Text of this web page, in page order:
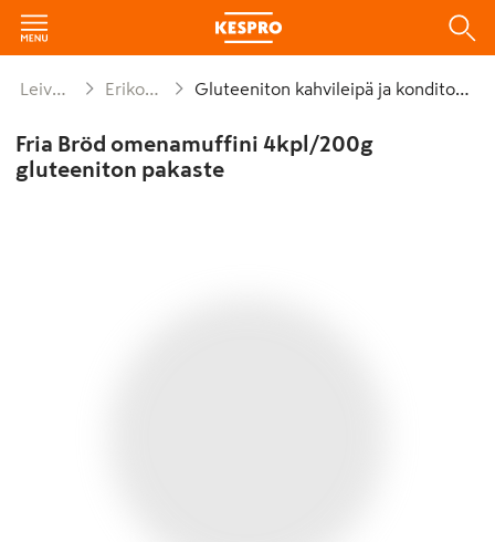
Leivät ja leivonnaiset Erikoisruokavalioleivät Gluteeniton kahvileipä ja konditoria pakaste
Fria Bröd omenamuffini 4kpl/200g
gluteeniton pakaste